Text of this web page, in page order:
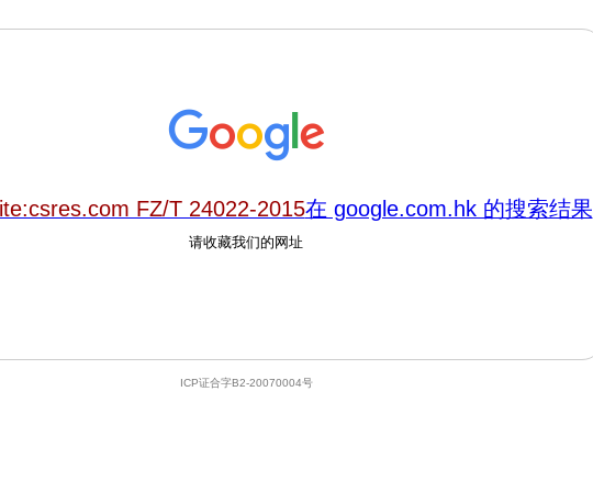
FZ/T 24022-2015在 google.com.hk 的搜索结果
请收藏我们的网址
ICP证合字B2-20070004号